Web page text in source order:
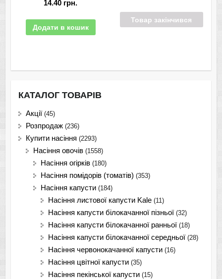
14.40 грн.
Додати в кошик
Товар закінчився
КАТАЛОГ ТОВАРІВ
Акції (45)
Розпродаж (236)
Купити насіння (2293)
Насіння овочів (1558)
Насіння огірків (180)
Насіння помідорів (томатів) (353)
Насіння капусти (184)
Насіння листової капусти Kale (11)
Насіння капусти білокачанної пізньої (32)
Насіння капусти білокачанної ранньої (18)
Насіння капусти білокачанної середньої (28)
Насіння червонокачанної капусти (16)
Насіння цвітної капусти (35)
Насіння пекінської капусти (15)